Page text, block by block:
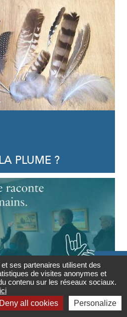
Contact

Newsletter
PLUME ?
ses partenaires utilisent des
de visites anonymes et
contenu sur les réseaux sociaux.
Deny all cookies Personalize